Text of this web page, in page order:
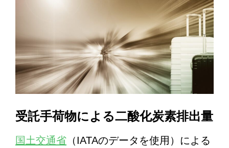
受託手荷物による二酸化炭素排出量
国土交通省 （IATAのデータを使用）による